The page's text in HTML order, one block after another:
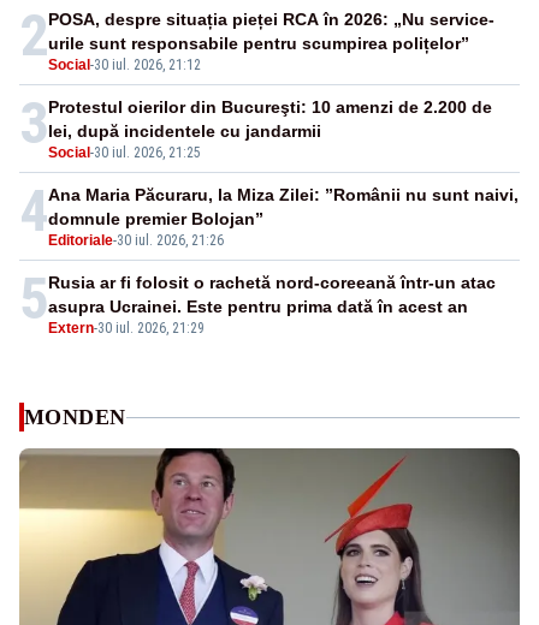
2Social -30 iul. 2026, 21:12
POSA, despre situația pieței RCA în 2026: „Nu service-
urile sunt responsabile pentru scumpirea polițelor”
3Social -30 iul. 2026, 21:25
Protestul oierilor din Bucureşti: 10 amenzi de 2.200 de
lei, după incidentele cu jandarmii
4 Editoriale-30 iul. 2026, 21:26
Ana Maria Păcuraru, la Miza Zilei: ”Românii nu sunt naivi,
domnule premier Bolojan”
5 Extern-30 iul. 2026, 21:29
Rusia ar fi folosit o rachetă nord-coreeană într-un atac
asupra Ucrainei. Este pentru prima dată în acest an
MONDEN